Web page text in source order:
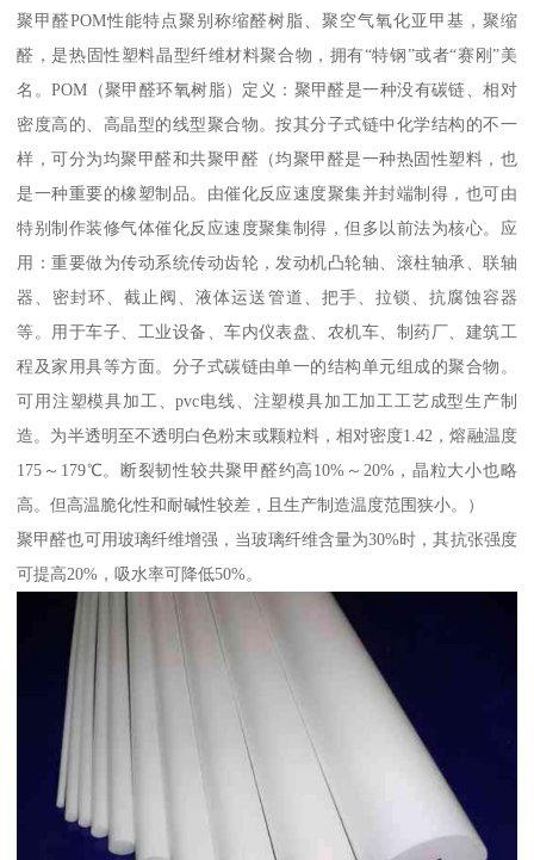
聚甲醛POM性能特点聚别称缩醛树脂、聚空气氧化亚甲基，聚缩
醛，是热固性塑料晶型纤维材料聚合物，拥有“特钢”或者“赛刚”美
名。POM（聚甲醛环氧树脂）定义：聚甲醛是一种没有碳链、相对
密度高的、高晶型的线型聚合物。按其分子式链中化学结构的不一
样，可分为均聚甲醛和共聚甲醛（均聚甲醛是一种热固性塑料，也
是一种重要的橡塑制品。由催化反应速度聚集并封端制得，也可由
特别制作装修气体催化反应速度聚集制得，但多以前法为核心。应
用：重要做为传动系统传动齿轮，发动机凸轮轴、滚柱轴承、联轴
器、密封环、截止阀、液体运送管道、把手、拉锁、抗腐蚀容器
等。用于车子、工业设备、车内仪表盘、农机车、制药厂、建筑工
程及家用具等方面。分子式碳链由单一的结构单元组成的聚合物。
可用注塑模具加工、pvc电线、注塑模具加工加工工艺成型生产制
造。为半透明至不透明白色粉末或颗粒料，相对密度1.42，熔融温度
175～179℃。断裂韧性较共聚甲醛约高10%～20%，晶粒大小也略
高。但高温脆化性和耐碱性较差，且生产制造温度范围狭小。）
聚甲醛也可用玻璃纤维增强，当玻璃纤维含量为30%时，其抗张强度
可提高20%，吸水率可降低50%。